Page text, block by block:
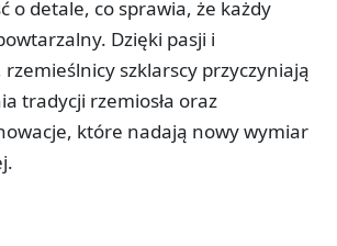
o detale, co sprawia, że każdy
Dzięki pasji i
szklarscy przyczyniają
tradycji rzemiosła oraz
które nadają nowy wymiar